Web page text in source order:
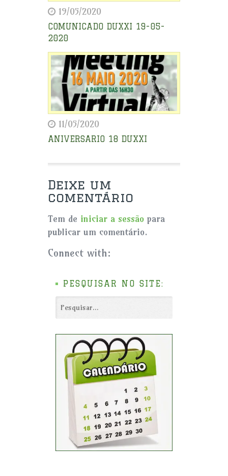
19/05/2020
COMUNICADO DUXXI 19-05-
2020
11/05/2020
ANIVERSARIO 18 DUXXI
Deixe um
comentário
Tem de iniciar a sessão para
publicar um comentário.
Connect with:
PESQUISAR NO SITE: